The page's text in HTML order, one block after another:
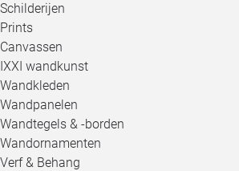
Schilderijen
Prints
Canvassen
IXXI wandkunst
Wandkleden
Wandpanelen
Wandtegels & -borden
Wandornamenten
Verf & Behang